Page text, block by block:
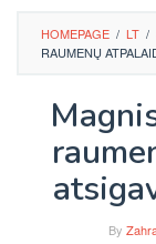
HOMEPAGE / LT /
RAUMENŲ
By